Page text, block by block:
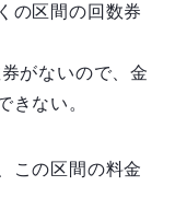
の区間の回数券
がないので、金
きない。
この区間の料金